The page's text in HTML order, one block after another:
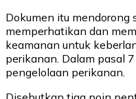
Dokumen itu mendorong
memperhatikan dan
keamanan untuk
perikanan. Dalam pasal
pengelolaan perikanan.